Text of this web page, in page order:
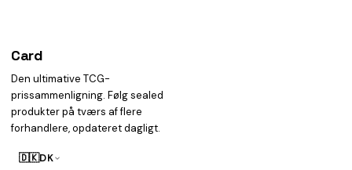
Card
Den ultimative TCG-
prissammenligning. Følg sealed
produkter på tværs af flere
forhandlere, opdateret dagligt.
🇩🇰DK